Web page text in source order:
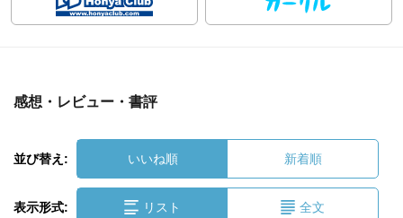
感想・レビュー・書評
並び替え: いいね順 新着順
表示形式: リスト 全文